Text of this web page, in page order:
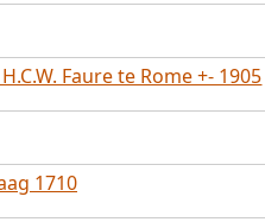
Faure te Rome +- 1905
1710